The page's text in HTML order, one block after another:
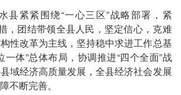
紧紧围绕“一心三区”战略部署，紧
，团结带领全县人民，坚定信心，克难
性改革为主线，坚持稳中求进工作总基
一体”总体布局，协调推进“四个全面”战
域经济高质量发展，全县经济社会发展
不断完善。